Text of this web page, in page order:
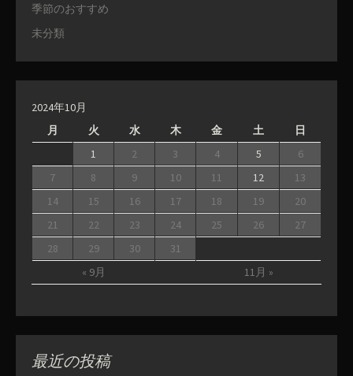
季節のおすすめ
未分類
2024年10月
月
火 水 木 金 土 日
« 9月 11月 »
1 2 3 4 5
6
7
8 9 10 11 12
13
14
15 16 17 18 19
20
21
22 23 24 25 26
27
28
29 30 31
最近の投稿